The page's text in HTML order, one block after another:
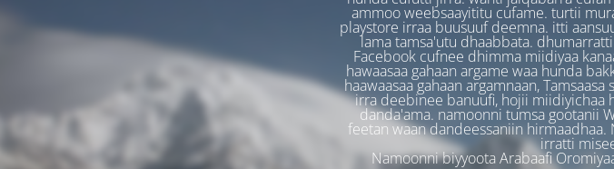
ammoo weebsaayititu cufame. turtii
playstore irraa buusuuf deemna. itti
lama tamsa'utu dhaabbata.
Facebook cufnee dhimma miidiyaa
hawaasaa gahaan argame waa hunda
haawaasaa gahaan argamnaan,
irra deebinee banuufi, hojii miidiyichaa
danda'ama. namoonni tumsa gootanii
feetan waan dandeessaniin hirmaadhaa.
irratti
Namoonni biyyoota Arabaafi